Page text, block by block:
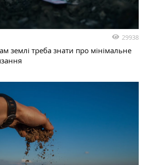
29938
землі треба знати про мінімальне